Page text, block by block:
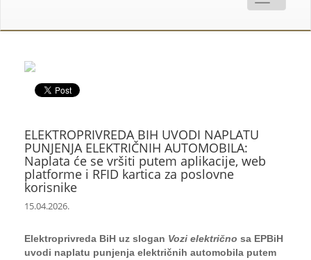
ELEKTROPRIVREDA BIH UVODI NAPLATU
PUNJENJA ELEKTRIČNIH AUTOMOBILA:
Naplata će se vršiti putem aplikacije, web
platforme i RFID kartica za poslovne
korisnike
15.04.2026.
Elektroprivreda BiH uz slogan Vozi električno sa EPBiH
uvodi naplatu punjenja električnih automobila putem